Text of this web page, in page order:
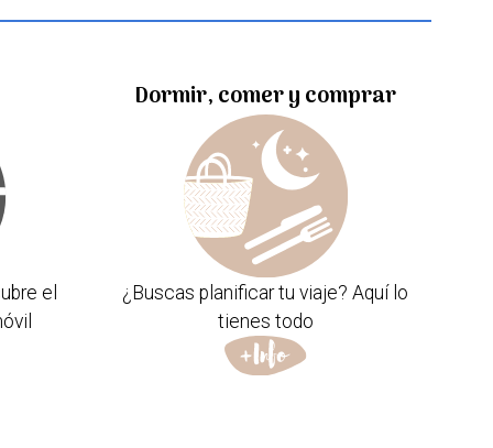
el
Dormir, comer y comprar
¿Buscas planificar tu viaje? Aquí lo
tienes todo